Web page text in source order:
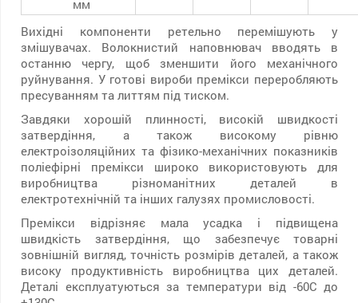
мм
Вихідні компоненти ретельно перемішують у
змішувачах. Волокнистий наповнювач вводять в
останню чергу, щоб зменшити його механічного
руйнування. У готові вироби премікси переробляють
пресуванням та литтям під тиском.
Завдяки хорошій плинності, високій швидкості
затвердіння, а також високому рівню
електроізоляційних та фізико-механічних показників
поліефірні премікси широко використовують для
виробництва різноманітних деталей в
електротехнічній та інших галузях промисловості.
Премікси відрізняє мала усадка і підвищена
швидкість затвердіння, що забезпечує товарні
зовнішній вигляд, точність розмірів деталей, а також
високу продуктивність виробництва цих деталей.
Деталі експлуатуються за температури від -60С до